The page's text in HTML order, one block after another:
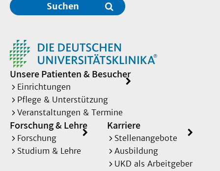
Suchen
Unsere Patienten & Besucher
Einrichtungen
Pflege & Unterstützung
Veranstaltungen & Termine
Forschung & Lehre
Forschung
Studium & Lehre
Karriere
Stellenangebote
Ausbildung
UKD als Arbeitgeber